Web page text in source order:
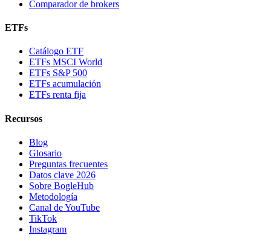
Comparador de brokers
ETFs
Catálogo ETF
ETFs MSCI World
ETFs S&P 500
ETFs acumulación
ETFs renta fija
Recursos
Blog
Glosario
Preguntas frecuentes
Datos clave 2026
Sobre BogleHub
Metodología
Canal de YouTube
TikTok
Instagram